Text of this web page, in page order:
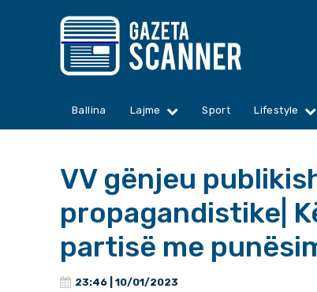
Ballina Lajme Sport Lifestyle
VV gënjeu
propagandistike|
partisë me
23:46 | 10/01/2023